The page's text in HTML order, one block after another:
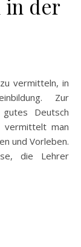
in der
Zur
Deutsch
vermittelt man
und Vorleben.
die Lehrer